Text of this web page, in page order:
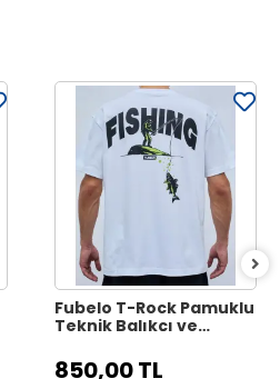
Fubelo T-Rock Pamuklu
Teknik Balıkçı ve
Beyaz
850,00 TL